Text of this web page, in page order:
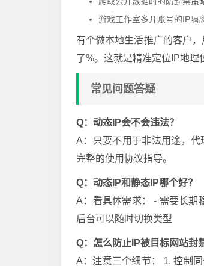
游戏工作室多开账号的IP隔
有个做本地生活推广的客户，
了%。这就是精准定位IP地理
常见问题答疑
Q：动态IP会不会违法？
A：只要不用于非法用途，
完整的使用协议指导。
Q：动态IP和静态IP哪个好？
A：看具体需求： - 需要长期
后台可以随时切换类型
Q：怎么防止IP被目标网站封
A：注意三个细节： 1. 控制